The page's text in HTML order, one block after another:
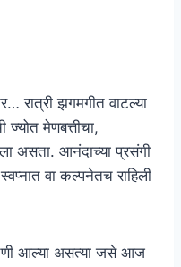
रात्री झगमगीत वाटल्या
ज्योत मेणबत्तीचा,
असता. आनंदाच्या प्रसंगी
वा कल्पनेतच राहिली
आल्या असत्या जसे आज